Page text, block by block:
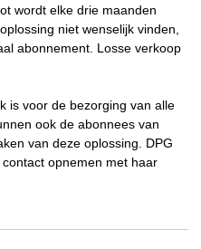
wordt elke drie maanden
niet wenselijk vinden,
abonnement. Losse verkoop
is voor de bezorging van alle
ook de abonnees van
van deze oplossing. DPG
opnemen met haar